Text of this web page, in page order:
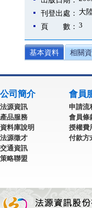
刊登出處： 大
頁 數： 3
基本資料 相關
公司簡介
法源資訊
產品服務
資料庫說明
法源徵才
交通資訊
策略聯盟
會員
申請流
會員條
授權費
付款方